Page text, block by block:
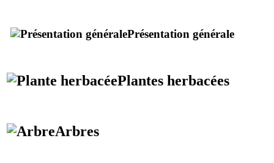
Présentation générale
Plantes herbacées
Arbres